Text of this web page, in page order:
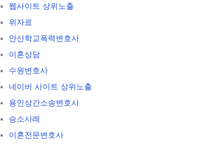
웹사이트 상위노출
위자료
안산학교폭력변호사
이혼상담
수원변호사
네이버 사이트 상위노출
용인상간소송변호사
승소사례
이혼전문변호사